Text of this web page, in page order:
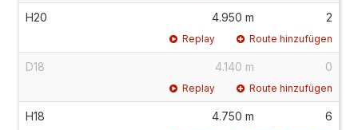
H20 4.950 m 2
Replay Route hinzufügen
D18 4.140 m 0
Replay Route hinzufügen
H18 4.750 m 6